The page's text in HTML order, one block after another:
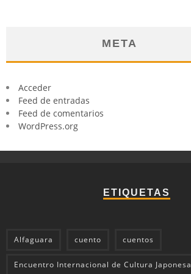
META
Acceder
Feed de entradas
Feed de comentarios
WordPress.org
ETIQUETAS
Alfaguara cuento cuentos
Encuentro Internacional de Cultura Japonesa